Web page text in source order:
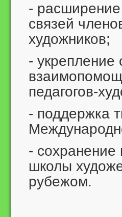
-
связей
художников;
- укрепление
педагогов-
- поддержка
- сохранение
школы
рубежом.